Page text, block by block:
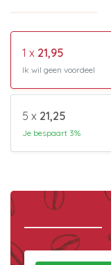
1 x 21,95
Ik wil geen voordeel
5 x 21,25
Je bespaart 3%